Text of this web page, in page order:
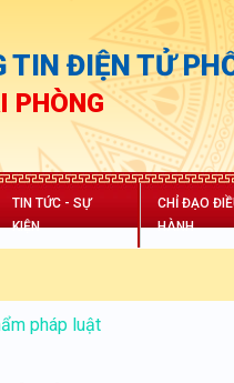
TIN ĐIỆN TỬ
PHÒNG
TIN TỨC - SỰ
KIỆN
CHỈ ĐẠO
HÀNH
pháp luật